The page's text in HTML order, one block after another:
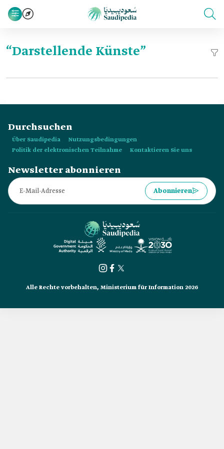
“Darstellende Künste”
Durchsuchen
Über Saudipedia
Nutzungsbedingungen
Politik der elektronischen Teilnahme
Kontaktieren Sie uns
Newsletter abonnieren
Abonnieren
Alle Rechte vorbehalten, Ministerium für Information 2026